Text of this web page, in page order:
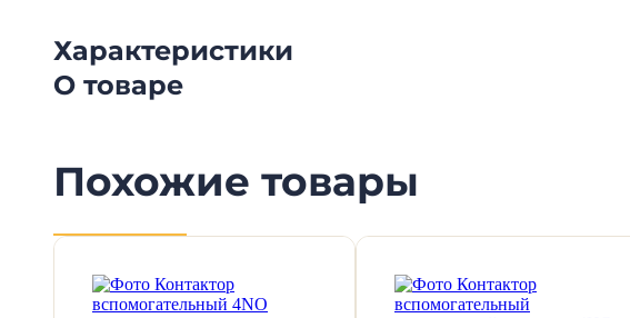
Характеристики
О товаре
Похожие товары